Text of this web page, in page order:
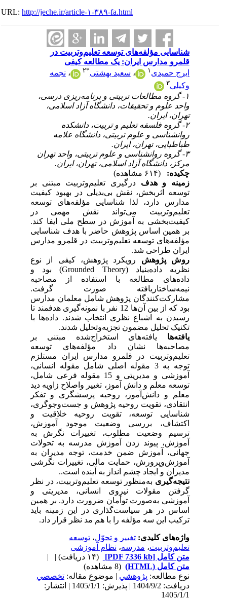
URL:http://jeche.ir/article-۱-۳۸۹-fa.html
شناسایی مؤلفه‌های توسعه تعلیم‌وتربیت در
قلمرو مدارس ایران: یک مطالعه کیفی
ایرج حمیدی۱ ،سعید بهشتی ۲ ،نجمه
وکیلی
۱- گروه مطالعات تربیتی و برنامه‌ریزی درسی،
واحد علوم و تحقیقات، دانشگاه آزاد اسلامی،
تهران، ایران.
۲- گروه فلسفه تعلیم و تربیت، دانشکده
روانشناسی و علوم تربیتی، دانشگاه علامه
طباطبایی، تهران، ایران.
۳- گروه روانشناسی و علوم تربیتی، واحد تهران
مرکز، دانشگاه آزاد اسلامی، تهران، ایران.
چکیده:
زمینه و هدفدرگیری تعلیم‌وتربیت مبتنی بر
توسعه اثربخش، نقش بی‌‌‌بدیلی در بهبود کیفیت
مدارس دارد، لذا شناسایی مؤلفه‌های توسعه
تعلیم‌وتربیت می‌تواند نقش مهمی در
کیفیت‌بخشی به آموزش در سطح ملی ایفا کند.
بر همین اساس پژوهش حاضر با هدف شناسایی
مؤلفه‌های توسعه تعلیم‌وتربیت در قلمرو مدارس
ایران طراحی شد.
روش پژوهشرویکرد پژوهش، کیفی از نوع
نظریه داده‌بنیاد (Grounded Theory) بود و
داده‌های مطالعه با استفاده از مصاحبه
نیمه‌ساختاریافته صورت گرفت.
مشارکت‌کنندگان پژوهش شامل معلمان مدارس
بود که از بین آن‌ها 12 نفر با نمونه‌‌‌گیری هدفمند تا
رسیدن به اشباع نظری انتخاب شدند. داده‌ها با
تکنیک تحلیل مضمون تجزیه‌وتحلیل شدند.
یافته‌هایافته‌های استخراج‌شده مبتنی بر
مصاحبه‌ها نشان داد مؤلفه‌های توسعه
تعلیم‌وتربیت در قلمرو مدارس ایران مستلزم
توجه به 3 مقوله اصلی شامل مقوله انسانی،
آموزشی و مدیریتی و 15 مقوله فرعی شامل،
توسعه معلم و دانش آموز، تغییر واصلاح زاویه دید
معلم و دانش‌آموز، روحیه پرسشگری و تفکر
انتقادی، تقویت روحیه پژوهش و جست‌وجوگری،
شناسایی توسعه، تقویت روحیه خلاقیت و
اکتشاف، بررسی وضعیت موجود آموزش،
ترسیم وضعیت مطلوب، تغییرات نگرش به
آموزش، پیوند زدن آموزش مدرسه به تحولات
جهانی، آموزش ضمن خدمت، توجه مدیران به
آموزش‌وپرورش، حمایت مالی، تغییرات نگرشی
مدیران و ایجاد چشم انداز به آینده است..
نتیجه‌گیریبه‌منظور توسعه تعلیم‌وتربیت، در نظر
گرفتن مقولات نیروی انسانی، مدیریتی و
آموزشی به‌صورت توأمان ضرورت دارد. بر همین
اساس در هر سیاست‌گذاری در این زمینه باید
ترکیب این سه مؤلفه را با هم مد نظر قرار داد.
واژه‌های کلیدی:تغییر و تحوّل،توسعه
تعلیم‌وتربیت،مدرسه،نظام آموزشی
متن کامل[PDF 7336 kb]
| |
متن کامل (HTML)
(8 مشاهده)
نوع مطالعه:پژوهشي| موضوع مقاله:تخصصي
دریافت: 1404/9/2 | پذیرش: 1405/1/1 | انتشار:
1405/1/1